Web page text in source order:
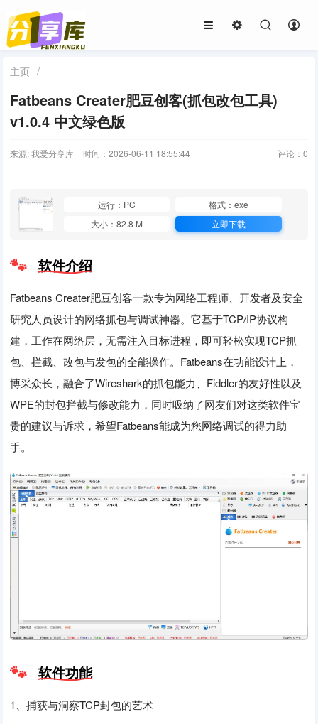
主页 /
Fatbeans Creater肥豆创客(抓包改包工具)
v1.0.4 中文绿色版
来源: 我爱分享库 时间：2026-06-11 18:55:44 评论： 0
运行：PC
格式：exe
大小：82.8 M
立即下载
软件介绍
Fatbeans Creater肥豆创客一款专为网络工程师、开发者及安全
研究人员设计的网络抓包与调试神器。它基于TCP/IP协议构
建，工作在网络层，无需注入目标进程，即可轻松实现TCP抓
包、拦截、改包与发包的全能操作。Fatbeans在功能设计上，
博采众长，融合了Wireshark的抓包能力、Fiddler的友好性以及
WPE的封包拦截与修改能力，同时吸纳了网友们对这类软件宝
贵的建议与诉求，希望Fatbeans能成为您网络调试的得力助
手。
软件功能
1、捕获与洞察TCP封包的艺术